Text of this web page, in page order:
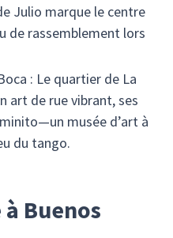
Julio marque le centre
de rassemblement lors
: Le quartier de La
art de rue vibrant, ses
musée d’art à
du tango.
Buenos